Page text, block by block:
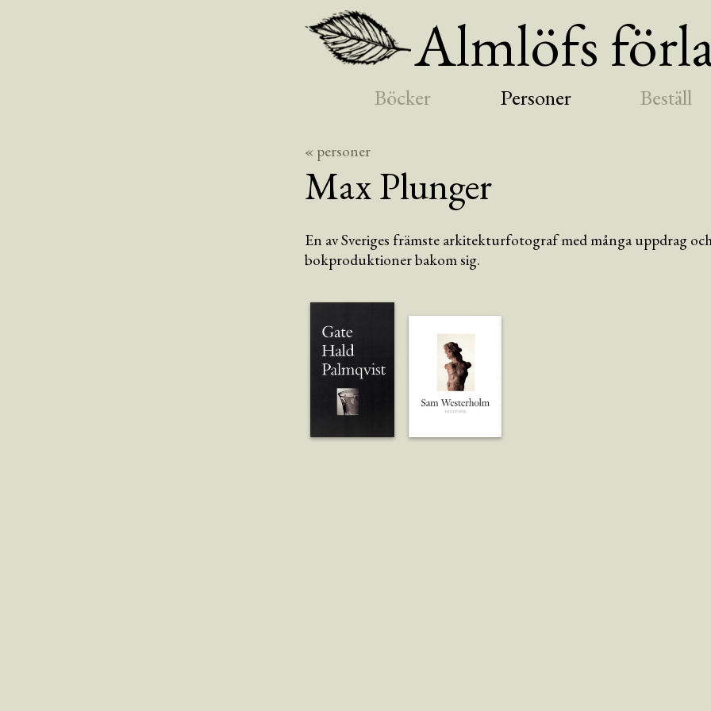
Almlöfs
Böcker Personer Beställ
« personer
MaxPlunger
En av Sveriges främste arkitekturfotograf med många uppdrag
bokproduktioner bakom sig.